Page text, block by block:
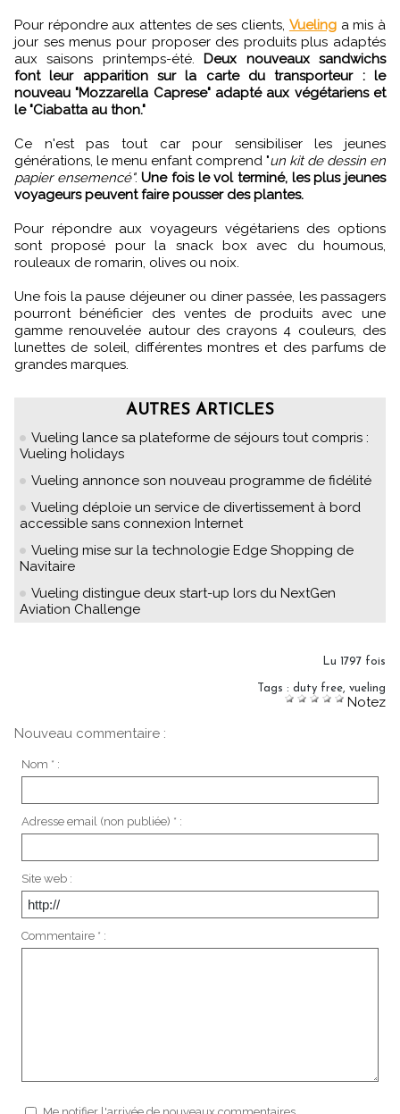
Pour répondre aux attentes de ses clients, Vuelinga mis à
jour ses menus pour proposer des produits plus adaptés
aux saisons printemps-été. Deux nouveaux sandwichs
font leur apparition sur la carte du transporteur : le
nouveau "Mozzarella Caprese" adapté aux végétariens et
le "Ciabatta au thon."
Ce n'est pas tout car pour sensibiliser les jeunes
générations, le menu enfant comprend "un kit de dessin en
papier ensemencé".Une fois le vol terminé, les plus jeunes
voyageurs peuvent faire pousser des plantes.
Pour répondre aux voyageurs végétariens des options
sont proposé pour la snack box avec du houmous,
rouleaux de romarin, olives ou noix.
Une fois la pause déjeuner ou diner passée, les passagers
pourront bénéficier des ventes de produits avec une
gamme renouvelée autour des crayons 4 couleurs, des
lunettes de soleil, différentes montres et des parfums de
grandes marques.
AUTRES ARTICLES
Vueling lance sa plateforme de séjours tout compris :
Vueling holidays
Vueling annonce son nouveau programme de fidélité
Vueling déploie un service de divertissement à bord
accessible sans connexion Internet
Vueling mise sur la technologie Edge Shopping de
Navitaire
Vueling distingue deux start-up lors du NextGen
Aviation Challenge
Lu 1797 fois
Tags : duty free vueling
Notez
Nouveau commentaire :
Nom * :
Adresse email (non publiée) * :
Site web :
Commentaire * :